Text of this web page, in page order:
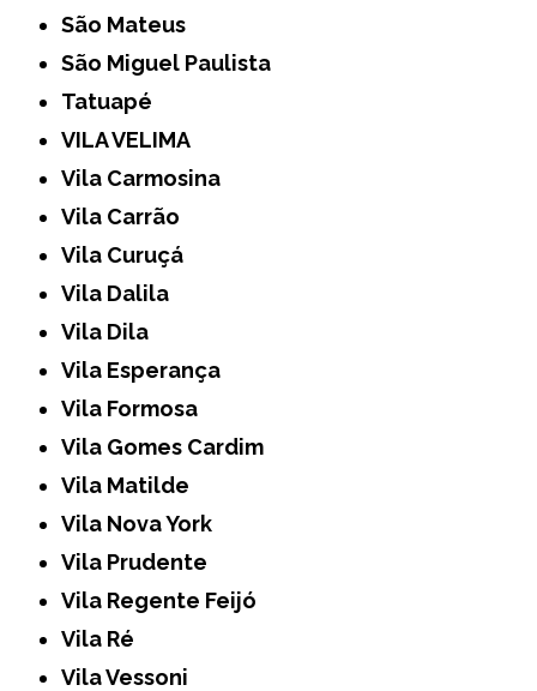
São Mateus
São Miguel Paulista
Tatuapé
VILA VELIMA
Vila Carmosina
Vila Carrão
Vila Curuçá
Vila Dalila
Vila Dila
Vila Esperança
Vila Formosa
Vila Gomes Cardim
Vila Matilde
Vila Nova York
Vila Prudente
Vila Regente Feijó
Vila Ré
Vila Vessoni